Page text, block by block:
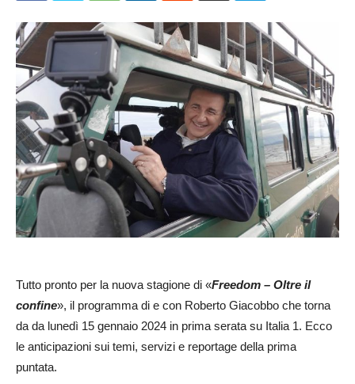
Tutto pronto per la nuova stagione di «Freedom – Oltre il
confine», il programma di e con Roberto Giacobbo che torna
da da lunedì 15 gennaio 2024 in prima serata su Italia 1. Ecco
le anticipazioni sui temi, servizi e reportage della prima
puntata.